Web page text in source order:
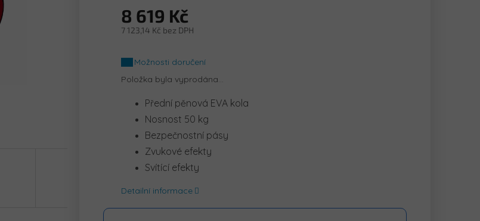
z
5
8 619 Kč
7 123,14 Kč bez DPH
cena:Možnosti doručení
Položka byla vyprodána…
Přední pěnová EVA kola
Nosnost 50 kg
Bezpečnostní pásy
Zvukové efekty
Svítící efekty
Detailní informace